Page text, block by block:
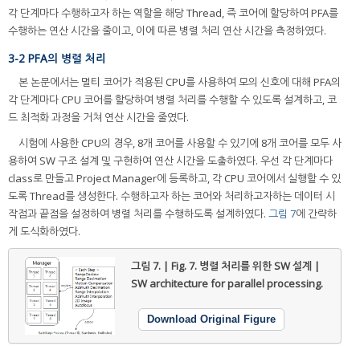
각 단계마다 수행하고자 하는 역할을 해당 Thread, 즉 코어에 할당하여 PFA를
수행하는 연산 시간을 줄이고, 이에 따른 병렬 처리 연산 시간을 측정하였다.
3-2 PFA의 병렬 처리
본 논문에서는 멀티 코어가 적용된 CPU를 사용하여 모의 신호에 대해 PFA의
각 단계마다 CPU 코어를 할당하여 병렬 처리를 수행할 수 있도록 설계하고, 코
드 최적화 과정을 거쳐 연산 시간을 줄였다.
시험에 사용한 CPU의 경우, 8개 코어를 사용할 수 있기에 8개 코어를 모두 사
용하여 SW 구조 설계 및 구현하여 연산 시간을 도출하였다. 우선 각 단계마다
class로 만들고 Project Manager에 등록하고, 각 CPU 코어에서 실행할 수 있
도록 Thread를 생성한다. 수행하고자 하는 코어와 처리하고자하는 데이터 시
작점과 끝점을 설정하여 병렬 처리를 수행하도록 설계하였다. 그림 7에 간략하
게 도식화하였다.
그림 7. | Fig. 7. 병렬 처리를 위한 SW 설계 |
SW architecture for parallel processing.
Download Original Figure